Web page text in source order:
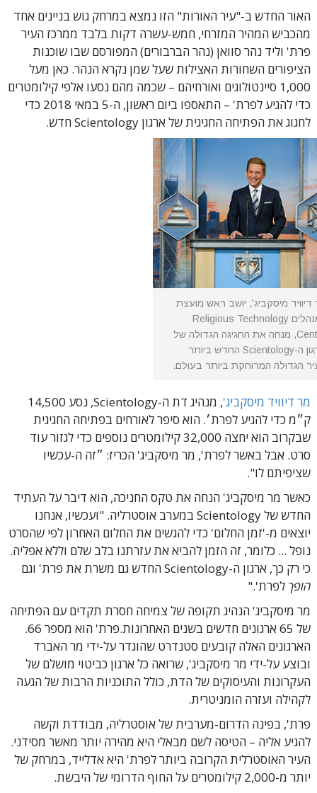
האור החדש ב-"עיר האורות" הזו נמצא במרחק גוש בניינים אחד
מהכביש המהיר המזרחי, חמש-עשרה דקות בלבד ממרכז העיר
פרת' וליד נהר סוואן (נהר הברבורים) המפורסם שבו שוכנות
הציפורים השחורות האצילות שעל שמן נקרא הנהר. כאן מעל
1,000 סיינטולוגים ואורחיהם – שכמה מהם נסעו אלפי קילומטרים
כדי להגיע לפרת' – התאספו ביום ראשון, ה-5 במאי 2018 כדי
לחגוג את הפתיחה החגיגית של ארגון Scientology חדש.
דיוויד מיסקביג', יושב ראש מועצת
המנהלים Religious Technology
Center, מנחה את החגיגה הגדולה של
ארגון ה-Scientology החדש ביותר
הגדולה המרוחקת ביותר בעולם.
מר דיוויד מיסקביג'
, מנהיג דת ה-Scientology, נסע 14,500
ק״מ כדי להגיע לפרת׳. הוא סיפר לאורחים בפתיחה החגיגית
שבקרוב הוא יחצה 32,000 קילומטרים נוספים כדי לגזור עוד
סרט. אבל באשר לפרת', מר מיסקביג' הכריז: ״זה ה-עכשיו
שציפיתם לו".
כאשר מר מיסקביג' הנחה את טקס החניכה, הוא דיבר על העתיד
החדש של Scientology במערב אוסטרליה. "ועכשיו, אנחנו
יוצאים מ-'זמן החלום' כדי להגשים את החלום האחרון לפי שהסרט
נופל ... כלומר, זה הזמן להביא את עזרתנו בלב שלם וללא אפליה.
כי רק כך, ארגון ה-Scientology החדש גם משרת את פרת' וגם
הופך לפרת'."
מר מיסקביג' הנהיג תקופה של צמיחה חסרת תקדים עם הפתיחה
של 65 ארגונים חדשים בשנים האחרונות.פרת' הוא מספר 66.
הארגונים האלה קובעים סטנדרט שהוגדר על-ידי מר האברד
ובוצע על-ידי מר מיסקביג', שרואה כל ארגון כביטוי מושלם של
העקרונות והעיסוקים של הדת, כולל התוכניות הרבות של הגעה
לקהילה ועזרה הומניטרית.
פרת', בפינה הדרום-מערבית של אוסטרליה, מבודדת וקשה
להגיע אליה – הטיסה לשם מבאלי היא מהירה יותר מאשר מסידני.
העיר האוסטרלית הקרובה ביותר לפרת' היא אדלייד, במרחק של
יותר מ-2,000 קילומטרים על החוף הדרומי של היבשת.